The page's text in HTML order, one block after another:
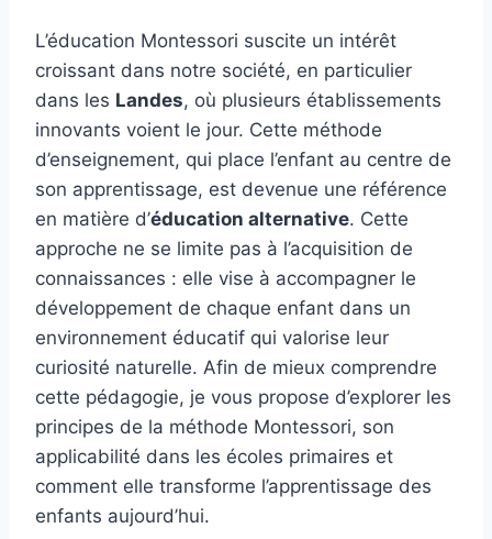
L’éducation Montessori suscite un intérêt
croissant dans notre société, en particulier
dans les Landes, où plusieurs établissements
innovants voient le jour. Cette méthode
d’enseignement, qui place l’enfant au centre de
son apprentissage, est devenue une référence
en matière d’éducation alternative. Cette
approche ne se limite pas à l’acquisition de
connaissances : elle vise à accompagner le
développement de chaque enfant dans un
environnement éducatif qui valorise leur
curiosité naturelle. Afin de mieux comprendre
cette pédagogie, je vous propose d’explorer les
principes de la méthode Montessori, son
applicabilité dans les écoles primaires et
comment elle transforme l’apprentissage des
enfants aujourd’hui.